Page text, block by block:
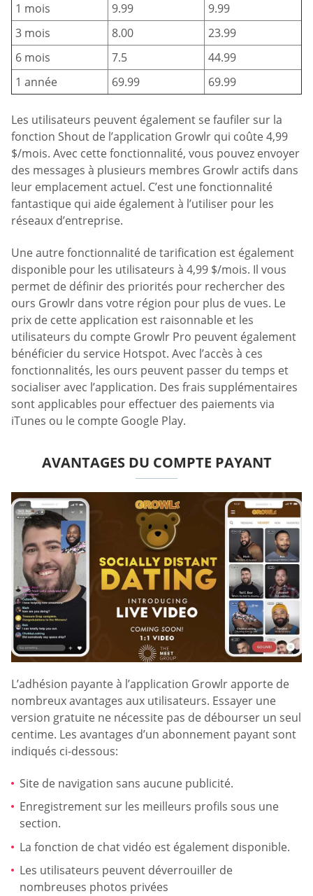
1 mois
9.99
9.99
3 mois
8.00
23.99
6 mois
7.5
44.99
1 année
69.99 69.99
Les utilisateurs peuvent également se faufiler sur la
fonction Shout de l’application Growlr qui coûte 4,99
$/mois. Avec cette fonctionnalité, vous pouvez envoyer
des messages à plusieurs membres Growlr actifs dans
leur emplacement actuel. C’est une fonctionnalité
fantastique qui aide également à l’utiliser pour les
réseaux d’entreprise.
Une autre fonctionnalité de tarification est également
disponible pour les utilisateurs à 4,99 $/mois. Il vous
permet de définir des priorités pour rechercher des
ours Growlr dans votre région pour plus de vues. Le
prix de cette application est raisonnable et les
utilisateurs du compte Growlr Pro peuvent également
bénéficier du service Hotspot. Avec l’accès à ces
fonctionnalités, les ours peuvent passer du temps et
socialiser avec l’application. Des frais supplémentaires
sont applicables pour effectuer des paiements via
iTunes ou le compte Google Play.
AVANTAGES DU COMPTE PAYANT
L’adhésion payante à l’application Growlr apporte de
nombreux avantages aux utilisateurs. Essayer une
version gratuite ne nécessite pas de débourser un seul
centime. Les avantages d’un abonnement payant sont
indiqués ci-dessous:
Site de navigation sans aucune publicité.
Enregistrement sur les meilleurs profils sous une
section.
La fonction de chat vidéo est également disponible.
Les utilisateurs peuvent déverrouiller de
nombreuses photos privées